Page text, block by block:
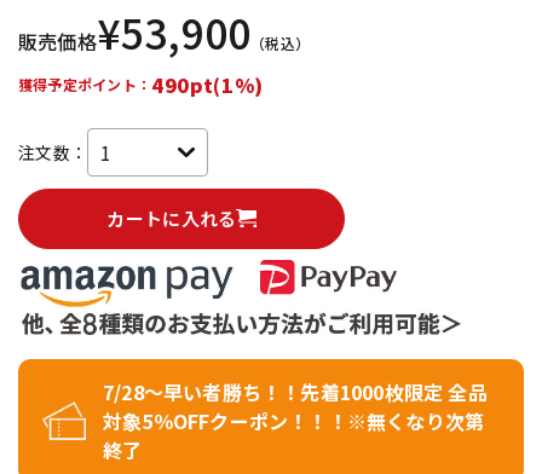
販売価格¥53,900 （税込）
獲得予定ポイント： 490pt(1%)
注文数：
カートに入れる
7/28～早い者勝ち！！先着1000枚限定 全品
対象5％OFFクーポン！！！※無くなり次第
終了